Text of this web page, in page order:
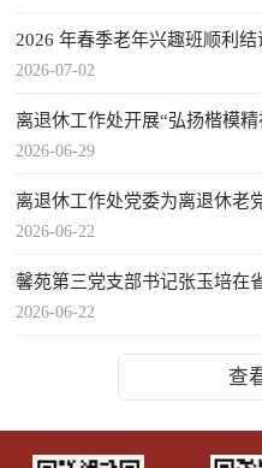
2026 年春季老年兴趣班顺利结
2026-07-02
离退休工作处开展“弘扬楷模
2026-06-29
离退休工作处党委为离退休老
2026-06-22
2026-06-22
查